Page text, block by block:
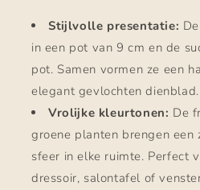
Stijlvolle presentatie:
in een pot van 9 cm en de
pot. Samen vormen ze een
elegant gevlochten dienblad.
Vrolijke kleurtonen: De
groene planten brengen
sfeer in elke ruimte. Perfect
dressoir, salontafel of